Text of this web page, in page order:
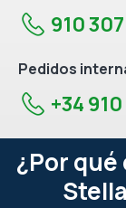
910
Pedidos
+34
¿Por